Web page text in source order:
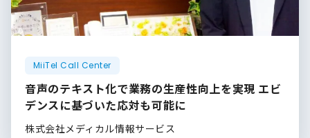
MiiTel Call Center
音声のテキスト化で業務の生産性向上を実現 エビ
デンスに基づいた応対も可能に
株式会社メディカル情報サービス